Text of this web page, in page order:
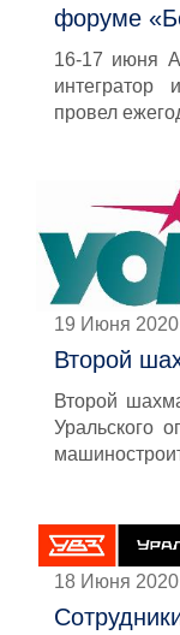
форуме
16-17 июня
интегратор
провел
19 Июня 2020
Второй
Второй
Уральского
18 Июня 2020